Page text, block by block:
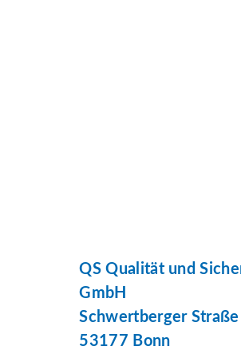
QS Qualität und
GmbH
Schwertberger
53177 Bonn